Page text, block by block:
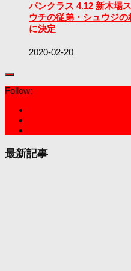
パンクラス 4.12 新木場
ウチの従弟・シュウジ
に決定
2020-02-20
Follow:
最新記事